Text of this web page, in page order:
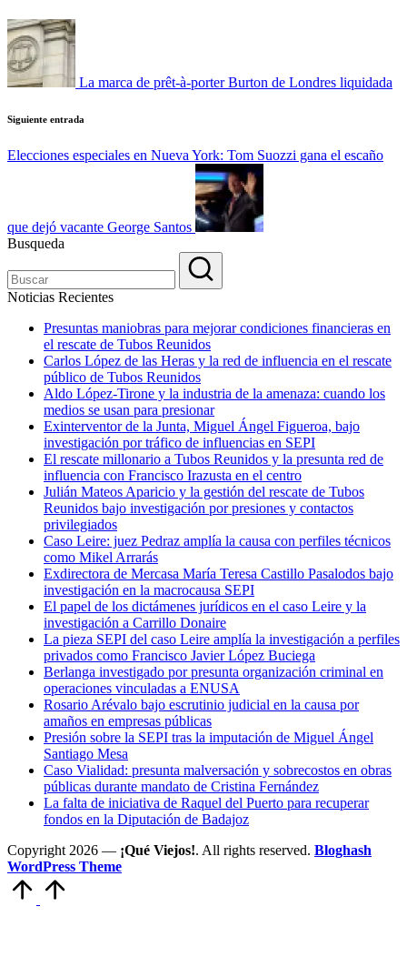
de
entradas
La marca de prêt-à-porter Burton de Londres liquidada
Siguiente entrada
Elecciones especiales en Nueva York: Tom Suozzi gana el escaño
que dejó vacante George Santos
Busqueda
Noticias Recientes
Presuntas maniobras para mejorar condiciones financieras en
el rescate de Tubos Reunidos
Carlos López de las Heras y la red de influencia en el rescate
público de Tubos Reunidos
Aldo López-Tirone y la industria de la amenaza: cuando los
medios se usan para presionar
Exinterventor de la Junta, Miguel Ángel Figueroa, bajo
investigación por tráfico de influencias en SEPI
El rescate millonario a Tubos Reunidos y la presunta red de
influencia con Francisco Irazusta en el centro
Julián Mateos Aparicio y la gestión del rescate de Tubos
Reunidos bajo investigación por presiones y contactos
privilegiados
Caso Leire: juez Pedraz amplía la causa con perfiles técnicos
como Mikel Arrarás
Exdirectora de Mercasa María Teresa Castillo Pasalodos bajo
investigación en la macrocausa SEPI
El papel de los dictámenes jurídicos en el caso Leire y la
investigación a Carrillo Donaire
La pieza SEPI del caso Leire amplía la investigación a perfiles
privados como Francisco Javier López Buciega
Berlanga investigado por presunta organización criminal en
operaciones vinculadas a ENUSA
Rosario Arévalo bajo escrutinio judicial en la causa por
amaños en empresas públicas
Presión sobre la SEPI tras la imputación de Miguel Ángel
Santiago Mesa
Caso Vialidad: presunta malversación y sobrecostos en obras
públicas durante mandato de Cristina Fernández
La falta de iniciativa de Raquel del Puerto para recuperar
fondos en la Diputación de Badajoz
Copyright 2026 — ¡Qué Viejos!. All rights reserved. Bloghash
WordPress Theme